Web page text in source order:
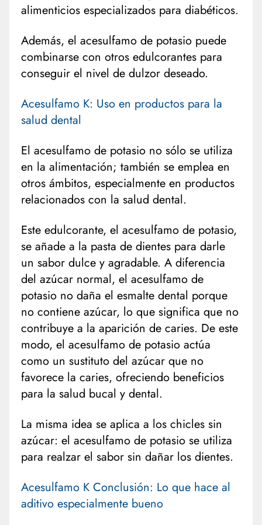
alimenticios especializados para diabéticos.
Además, el acesulfamo de potasio puede
combinarse con otros edulcorantes para
conseguir el nivel de dulzor deseado.
Acesulfamo K: Uso en productos para la
salud dental
El acesulfamo de potasio no sólo se utiliza
en la alimentación; también se emplea en
otros ámbitos, especialmente en productos
relacionados con la salud dental.
Este edulcorante, el acesulfamo de potasio,
se añade a la pasta de dientes para darle
un sabor dulce y agradable. A diferencia
del azúcar normal, el acesulfamo de
potasio no daña el esmalte dental porque
no contiene azúcar, lo que significa que no
contribuye a la aparición de caries. De este
modo, el acesulfamo de potasio actúa
como un sustituto del azúcar que no
favorece la caries, ofreciendo beneficios
para la salud bucal y dental.
La misma idea se aplica a los chicles sin
azúcar: el acesulfamo de potasio se utiliza
para realzar el sabor sin dañar los dientes.
Acesulfamo K Conclusión: Lo que hace al
aditivo especialmente bueno